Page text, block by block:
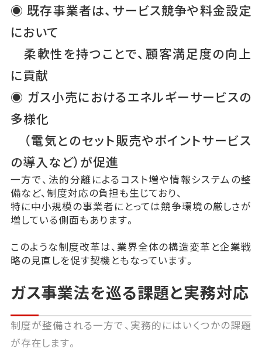
◉ 既存事業者は、サービス競争や料金設定
において
柔軟性を持つことで、顧客満足度の向上
に貢献
◉ ガス小売におけるエネルギーサービスの
多様化
（電気とのセット販売やポイントサービス
の導入など）が促進
一方で、法的分離によるコスト増や情報システムの整
備など、制度対応の負担も生じており、
特に中小規模の事業者にとっては競争環境の厳しさが
増している側面もあります。
このような制度改革は、業界全体の構造変革と企業戦
略の見直しを促す契機ともなっています。
ガス事業法を巡る課題と実務対応
制度が整備される一方で、実務的にはいくつかの課題
が存在します。